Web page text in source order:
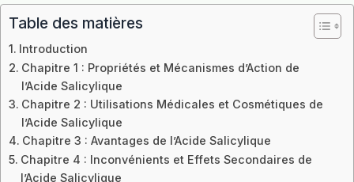
Table des matières
Introduction
Chapitre 1 : Propriétés et Mécanismes d’Action de
l’Acide Salicylique
Chapitre 2 : Utilisations Médicales et Cosmétiques de
l’Acide Salicylique
Chapitre 3 : Avantages de l’Acide Salicylique
Chapitre 4 : Inconvénients et Effets Secondaires de
l’Acide Salicylique